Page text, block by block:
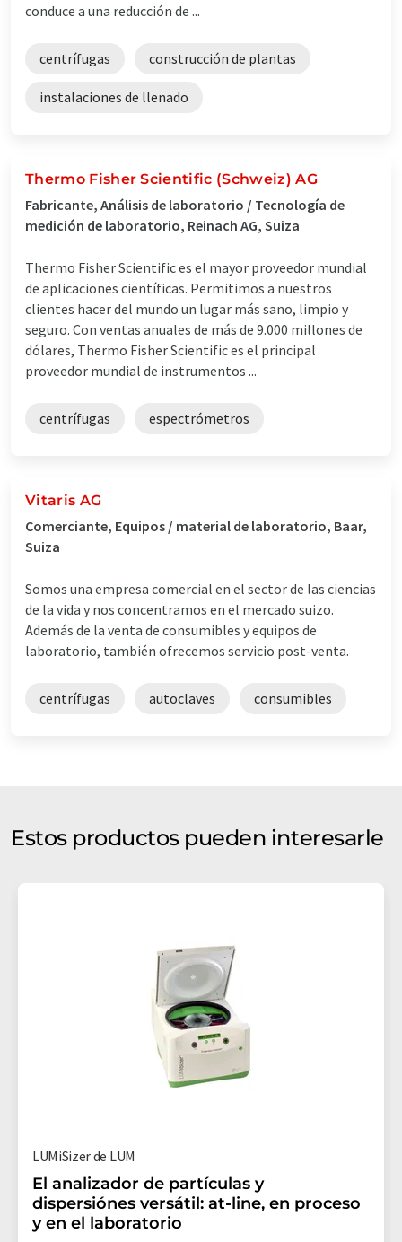
conduce a una reducción de ...
centrífugas construcción de plantas
instalaciones de llenado
Thermo Fisher Scientific (Schweiz) AG
Fabricante, Análisis de laboratorio / Tecnología de
medición de laboratorio, Reinach AG, Suiza
Thermo Fisher Scientific es el mayor proveedor mundial
de aplicaciones científicas. Permitimos a nuestros
clientes hacer del mundo un lugar más sano, limpio y
seguro. Con ventas anuales de más de 9.000 millones de
dólares, Thermo Fisher Scientific es el principal
proveedor mundial de instrumentos ...
centrífugas espectrómetros
Vitaris AG
Comerciante, Equipos / material de laboratorio, Baar,
Suiza
Somos una empresa comercial en el sector de las ciencias
de la vida y nos concentramos en el mercado suizo.
Además de la venta de consumibles y equipos de
laboratorio, también ofrecemos servicio post-venta.
centrífugas autoclaves consumibles
Estos productos pueden interesarle
LUMiSizer de LUM
El analizador de partículas y
dispersiónes versátil: at-line, en proceso
y en el laboratorio